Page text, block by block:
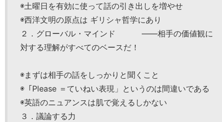
◉土曜日を有効に使って話の引き出しを増やせ
◉西洋文明の原点は ギリシャ哲学にあり
２．グローバル・マインド ――相手の価値観に
対する理解がすべてのベースだ！
◉まずは相手の話をしっかりと聞くこと
◉「Please ＝ていねい表現」というのは間違いである
◉英語のニュアンスは肌で覚えるしかない
３．議論する力